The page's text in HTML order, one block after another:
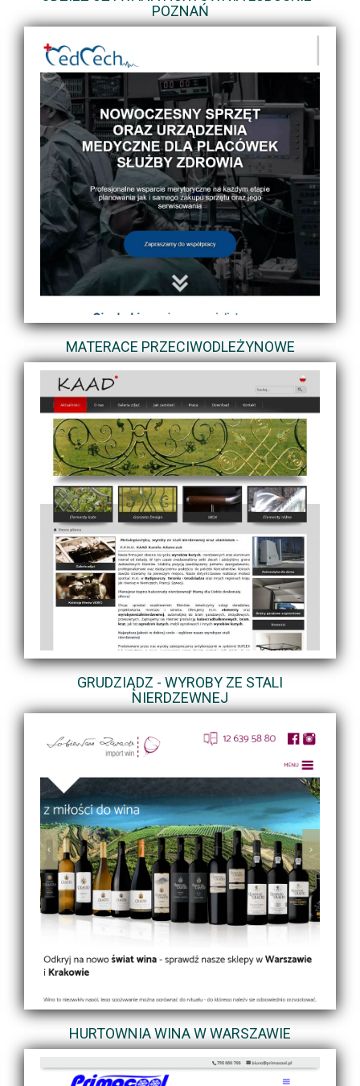
POZNAŃ
MATERACE PRZECIWODLEŻYNOWE
GRUDZIĄDZ - WYROBY ZE STALI
NIERDZEWNEJ
HURTOWNIA WINA W WARSZAWIE